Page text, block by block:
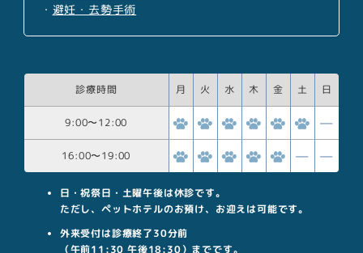
・ 避妊・去勢手術
診療時間 月 火 水 木 金 土 日
9:00〜12:00
16:00〜19:00
日・祝祭日・土曜午後は休診です。
ただし、ペットホテルのお預け、お迎えは可能です。
外来受付は診療終了30分前
（午前11:30 午後18:30）までです。